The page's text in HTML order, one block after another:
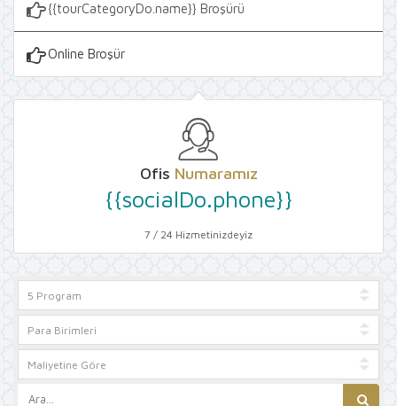
{{tourCategoryDo.name}} Broşürü
Online Broşür
Ofis Numaramız
{{socialDo.phone}}
7 / 24 Hizmetinizdeyiz